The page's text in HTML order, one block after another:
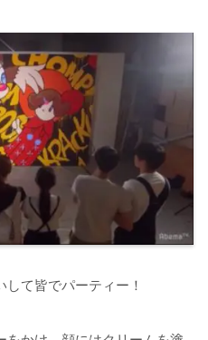
て皆でパーティー！